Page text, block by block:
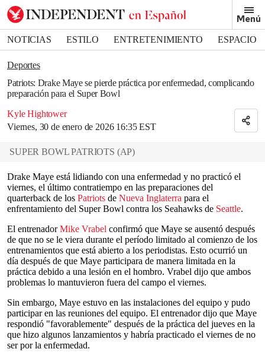
Menú
NOTICIAS ESTILO ENTRETENIMIENTO
ESPACIO
DEPORTES
Deportes
Patriots: Drake Maye se pierde práctica por enfermedad, complicando
preparación para el Super Bowl
Kyle Hightower
Viernes, 30 de enero de 2026 16:35 EST
Bookmark popover
Removed from bookmarks
Close popover
SUPER BOWL PATRIOTS (AP)
Drake Maye está lidiando con una enfermedad y no practicó el
viernes, el último contratiempo en las preparaciones del
quarterback de los Patriots de Nueva Inglaterra para el
enfrentamiento del Super Bowl contra los Seahawks de Seattle.
El entrenadorMike Vrabel confirmó que Maye se ausentó después
de que no se le viera durante el período limitado al comienzo de los
entrenamientos que está abierto a los periodistas. Esto ocurrió un
día después de que Maye participara de manera limitada en la
práctica debido a una lesión en el hombro. Vrabel dijo que ambos
problemas lo mantuvieron fuera del campo el viernes.
Sin embargo, Maye estuvo en las instalaciones del equipo y pudo
participar en las reuniones del equipo. El entrenador dijo que Maye
respondió "favorablemente" después de la práctica del jueves en la
que hizo algunos lanzamientos y habría practicado el viernes de no
ser por la enfermedad.